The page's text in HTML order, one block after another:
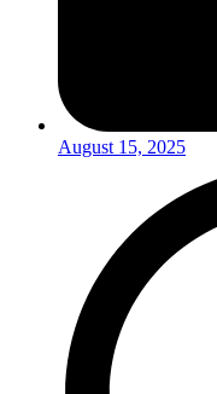
August 15, 2025